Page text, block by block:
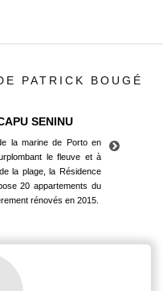
PATRICK BOUGÉ
SENINU
la marine de Porto en
le fleuve et à
la plage, la Résidence
20 appartements du
rénovés en 2015.
le fleuve et à
la plage, la Résidence
20 appartements du